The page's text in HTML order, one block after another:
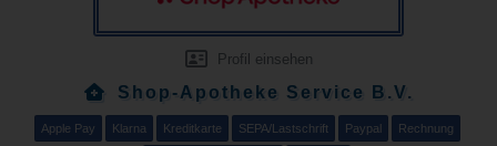
Profil einsehen
Shop-Apotheke Service B.V.
Apple Pay Klarna Kreditkarte SEPA/Lastschrift Paypal Rechnung